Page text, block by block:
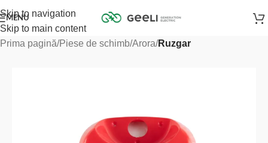
Skip to navigation
Skip to main content
MENU
Prima pagină Piese de schimb Arora Ruzgar